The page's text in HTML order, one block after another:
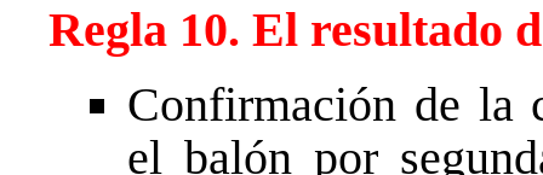
Regla 10. El resultado
Confirmación de la
el balón por